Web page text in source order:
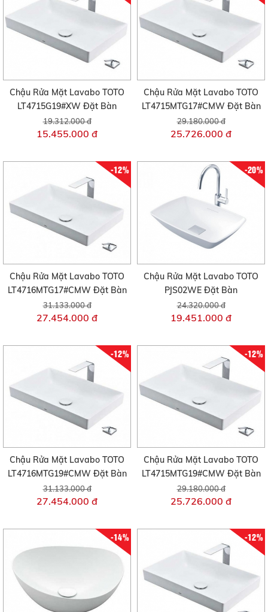
Chậu Rửa Mặt Lavabo TOTO
LT4715G19#XW Đặt Bàn
19.312.000 đ
15.455.000 đ
Chậu Rửa Mặt Lavabo TOTO
LT4715MTG17#CMW Đặt Bàn
29.180.000 đ
25.726.000 đ
-12%
Chậu Rửa Mặt Lavabo TOTO
LT4716MTG17#CMW Đặt Bàn
31.133.000 đ
27.454.000 đ
-20%
Chậu Rửa Mặt Lavabo TOTO
PJS02WE Đặt Bàn
24.320.000 đ
19.451.000 đ
-12%
Chậu Rửa Mặt Lavabo TOTO
LT4716MTG19#CMW Đặt Bàn
31.133.000 đ
27.454.000 đ
-12%
Chậu Rửa Mặt Lavabo TOTO
LT4715MTG19#CMW Đặt Bàn
29.180.000 đ
25.726.000 đ
-14% -12%